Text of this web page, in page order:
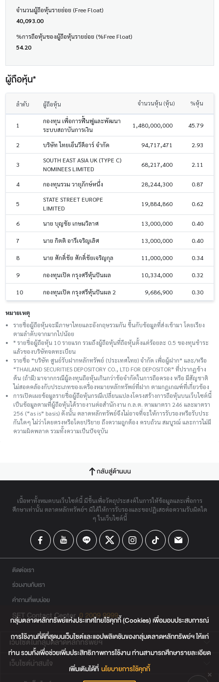
จำนวนผู้ถือหุ้นรายย่อย (Free Float)
40,093.00
%การถือหุ้นของผู้ถือหุ้นรายย่อย (%Free Float)
54.20
ผู้ถือหุ้น*
ลำดับ ผู้ถือหุ้น จำนวนหุ้น (หุ้น) %หุ้น
1
กองทุน เพื่อการฟื้นฟูและพัฒนา
ระบบสถาบันการเงิน
1,480,000,000 45.79
2 บริษัท ไทยเอ็นวีดีอาร์ จำกัด 94,717,471 2.93
3
SOUTH EAST ASIA UK (TYPE C)
NOMINEES LIMITED
68,217,400 2.11
4 กองทุนรวม วายุภักษ์หนึ่ง 28,244,300 0.87
5
STATE STREET EUROPE
LIMITED
19,884,860 0.62
6 นาย บุญชัย เกษมวิลาศ 13,000,000 0.40
7 นาย กิตติ อารีเจริญเลิศ 13,000,000 0.40
8 นาย ศักดิ์ชัย ศักดิ์ชัยเจริญกุล 11,000,000 0.34
9 กองทุนเปิด กรุงศรีหุ้นปันผล 10,334,000 0.32
10 กองทุนเปิด กรุงศรีหุ้นปันผล 2 9,686,900 0.30
หมายเหตุ
รายชื่อผู้ถือหุ้นจะมีภาษาไทยและอังกฤษรวมกัน ขึ้นกับข้อมูลที่ส่งเข้ามา โดยเรียง
ตามลำดับจากมากไปน้อย
* รายชื่อผู้ถือหุ้น 10 รายแรก รวมถึงผู้ถือหุ้นที่ถือหุ้นตั้งแต่ร้อยละ 0.5 ของทุนชําระ
แล้วของบริษัทจดทะเบียน
รายชื่อ “บริษัท ศูนย์รับฝากหลักทรัพย์ (ประเทศไทย) จำกัด เพื่อผู้ฝาก” และ/หรือ
“THAILAND SECURITIES DEPOSITORY CO., LTD FOR DEPOSITOR” ที่ปรากฏข้าง
ต้น (ถ้ามี) มาจากกรณีผู้ลงทุนถือหุ้นเกินกว่าข้อจำกัดในการถือครอง หรือ มีสัญชาติ
ไม่สอดคล้องกับประเภทของเครื่องหมายหลักทรัพย์ที่ฝาก ตามกฎเกณฑ์ที่เกี่ยวข้อง
การเปิดเผยข้อมูลรายชื่อผู้ถือหุ้นกรณีเปลี่ยนแปลงโครงสร้างการถือหุ้นบนเว็บไซต์นี้
เป็นข้อมูลตามที่ผู้ถือหุ้นได้รายงานต่อสำนักงาน ก.ล.ต. ตามมาตรา 246 และมาตรา
256 (“as is” basis) ดังนั้น ตลาดหลักทรัพย์จึงไม่อาจที่จะให้การรับรองหรือรับประ
กันใดๆ ไม่ว่าโดยตรงหรือโดยปริยาย ถึงความถูกต้อง ครบถ้วน สมบูรณ์ และการไม่มี
ความผิดพลาด รวมทั้งความเป็นปัจจุบัน
กลับสู่ด้านบน
เนื้อหาทั้งหมดบนเว็บไซต์นี้ มีขึ้นเพื่อวัตถุประสงค์ในการให้ข้อมูลและเพื่อการ
ศึกษาเท่านั้น ตลาดหลักทรัพย์ฯ มิได้ให้การรับรองและขอปฏิเสธต่อความรับผิดใด
ๆ ในเว็บไซต์นี้
ติดต่อเรา
ร่วมงานกับเรา
คำถามที่พบบ่อย
SET Contact Center 0 2009 9999
เว็บไซต์ในกลุ่มตลาดหลักทรัพย์ฯ
เว็บไซต์น่าสนใจ
กลุ่มตลาดหลักทรัพย์แห่งประเทศไทยใช้คุกกี้ (Cookies) เพื่อมอบประสบการณ์
การใช้งานที่ดีที่สุดบนเว็บไซต์และแอปพลิเคชันของกลุ่มตลาดหลักทรัพย์ฯ ให้แก่
ท่าน รวมทั้งเพื่อช่วยเพิ่มประสิทธิภาพการใช้งาน ท่านสามารถศึกษารายละเอียด
เพิ่มเติมได้ที่ นโยบายการใช้คุกกี้